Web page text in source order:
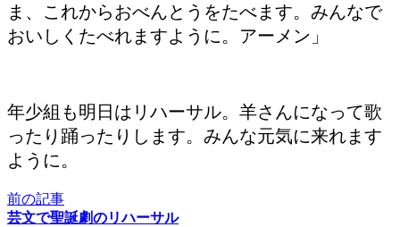
ま、これからおべんとうをたべます。みんなで
おいしくたべれますように。アーメン」
年少組も明日はリハーサル。羊さんになって歌
ったり踊ったりします。みんな元気に来れます
ように。
前の記事
芸文で聖誕劇のリハーサル